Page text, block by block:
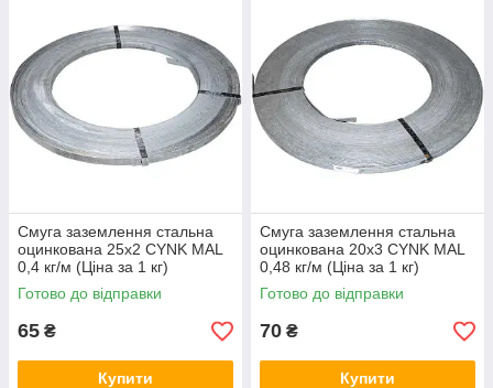
Смуга заземлення стальна
оцинкована 25х2 CYNK MAL
0,4 кг/м (Ціна за 1 кг)
Готово до відправки
65 ₴
Купити
Смуга заземлення стальна
оцинкована 20х3 CYNK MAL
0,48 кг/м (Ціна за 1 кг)
Готово до відправки
70 ₴
Купити